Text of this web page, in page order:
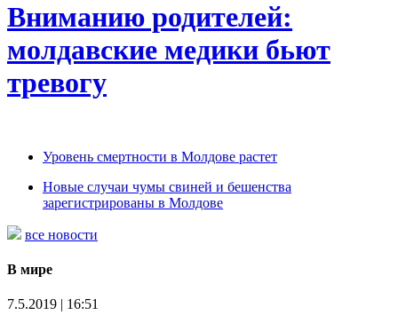
Вниманию родителей:
молдавские медики бьют
тревогу
Уровень смертности в Молдове растет
Новые случаи чумы свиней и бешенства
зарегистрированы в Молдове
все новости
В мире
7.5.2019 | 16:51